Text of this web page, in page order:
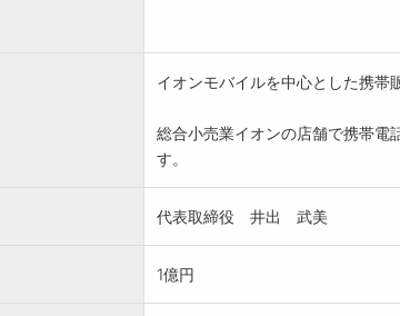
イオンモバイルを中心とした携帯
総合小売業イオンの店舗で携帯電
す。
代表取締役 井出 武美
1億円